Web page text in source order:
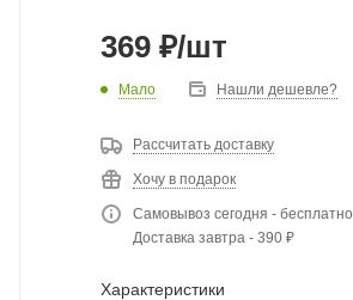
369 ₽/шт
Мало Нашли дешевле?
Рассчитать доставку
Хочу в подарок
Самовывоз сегодня - бесплатно
Доставка завтра - 390 ₽
Характеристики